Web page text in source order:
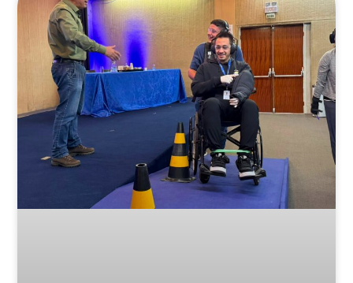
Posts Relacionados